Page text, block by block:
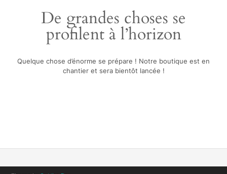
De grandes choses se
profilent à l’horizon
Quelque chose d’énorme se prépare ! Notre boutique est en
chantier et sera bientôt lancée !